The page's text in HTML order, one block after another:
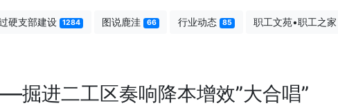
硬支部建设 1284 图说鹿洼 66 行业动态 85 职工文苑•职工之
掘进二工区奏响降本增效”大合唱”